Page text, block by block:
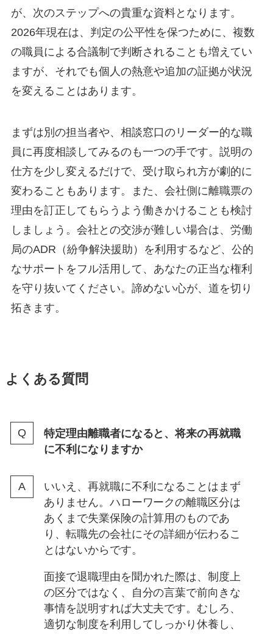
が、次のステップへの貴重な資料となります。
2026年現在は、判定の公平性を保つために、複数
の職員による合議制で判断されることも増えてい
ますが、それでも個人の熱意や追加の証拠が状況
を変えることはあります。
まずは別の担当者や、相談窓口のリーダー的な職
員に再度相談してみるのも一つの手です。説明の
仕方を少し変えるだけで、受け取られ方が劇的に
変わることもあります。また、会社側に離職票の
理由を訂正してもらうよう働きかけることも検討
しましょう。会社との交渉が難しい場合は、労働
局のADR（紛争解決援助）を利用するなど、公的
なサポートをフル活用して、あなたの正当な権利
を守り抜いてください。諦めない心が、道を切り
拓きます。
よくある質問
特定理由離職者になると、将来の再就職
に不利になりますか
いいえ、再就職に不利になることはまず
ありません。ハローワークの離職区分は
あくまで失業保険の計算用のものであ
り、転職先の会社にその詳細が伝わるこ
とはないからです。
面接で退職理由を聞かれた際は、制度上
の区分ではなく、自分の言葉で前向きな
事情を説明すれば大丈夫です。むしろ、
適切な制度を利用してしっかり休養し、